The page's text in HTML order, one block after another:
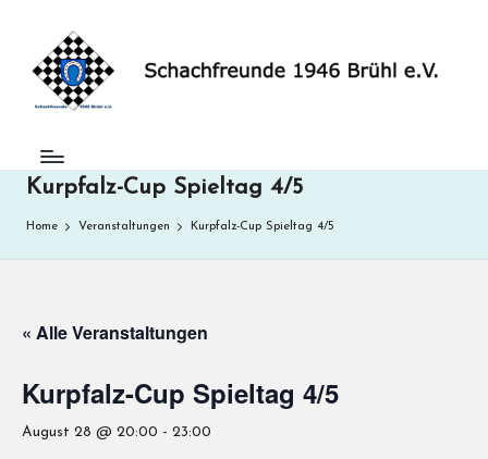
c
a
c
h
e
u
n
Kurpfalz-Cup Spieltag 4/5
Home Veranstaltungen Kurpfalz-Cup Spieltag 4/5
« Alle Veranstaltungen
Kurpfalz-Cup Spieltag 4/5
August 28 @ 20:00 - 23:00